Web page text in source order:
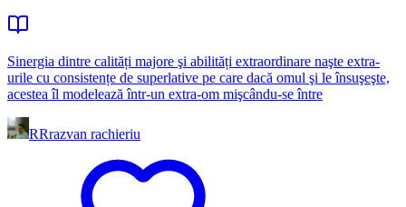
Sinergia dintre calități majore şi abilități extraordinare naşte extra-
urile cu consistențe de superlative pe care dacă omul şi le însuşeşte,
acestea îl modelează într-un extra-om mişcându-se între
RRrazvan rachieriu